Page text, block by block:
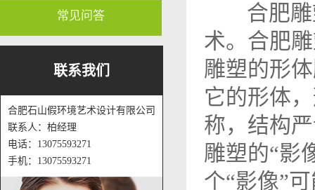
常见问答
联系我们
合肥石山假环境艺术设计有限公司
联系人：柏经理
电话：13075593271
手机：13075593271
合肥雕
术。合肥
雕塑的形
它的形体
称，结构
雕塑的“影
个“影像”